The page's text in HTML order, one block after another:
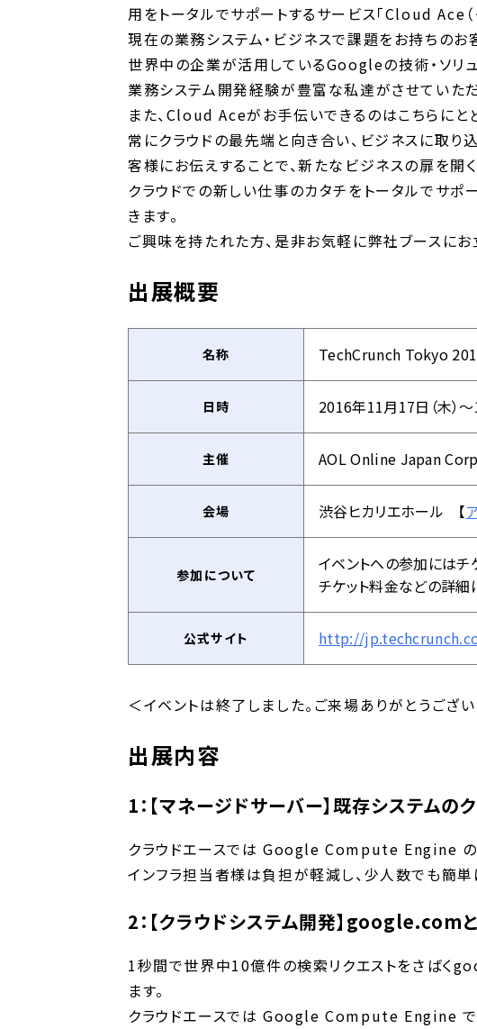
用をトータルでサポートするサービス「Cloud Ace
現在の業務システム・ビジネスで課題をお持ちのお
世界中の企業が活用しているGoogleの技術・ソリ
業務システム開発経験が豊富な私達がさせていただ
また、Cloud Aceがお手伝いできるのはこちらにと
常にクラウドの最先端と向き合い、ビジネスに取り
客様にお伝えすることで、新たなビジネスの扉を開
クラウドでの新しい仕事のカタチをトータルでサ
きます。
ご興味を持たれた方、是非お気軽に弊社ブースにお
出展概要
名称 TechCrunch Tokyo
日時 2016年11月17日（木）～
主催 AOL Online Japan
会場 渋谷ヒカリエホール 【
参加について
イベントへの参加にはチ
チケット料金などの詳細
公式サイト http://
＜イベントは終了しました。ご来場ありがとうござい
出展内容
1：【マネージドサーバー】既存システム
クラウドエースでは Google Compute Engine の
インフラ担当者様は負担が軽減し、少人数でも簡
2：【クラウドシステム開発】google.com
1秒間で世界中10億件の検索リクエストをさばく
ます。
クラウドエースでは Google Compute Engine